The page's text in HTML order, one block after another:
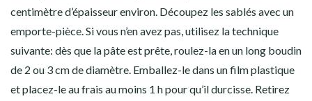
centimètre d’épaisseur environ. Découpez les sablés avec un
emporte-pièce. Si vous n’en avez pas, utilisez la technique
suivante: dès que la pâte est prête, roulez-la en un long boudin
de 2 ou 3 cm de diamètre. Emballez-le dans un film plastique
et placez-le au frais au moins 1 h pour qu’il durcisse. Retirez